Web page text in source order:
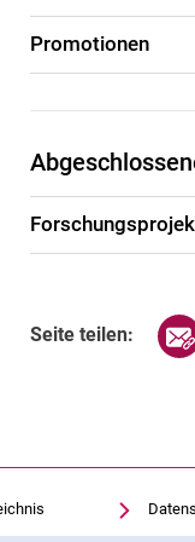
Promotionen
Seite teilen: